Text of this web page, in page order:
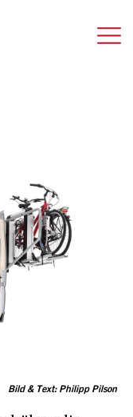
Bild & Text: Philipp Pilson